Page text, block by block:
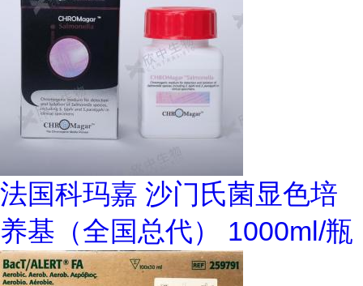
法国科玛嘉 沙门氏菌显色培
养基（全国总代） 1000ml/瓶